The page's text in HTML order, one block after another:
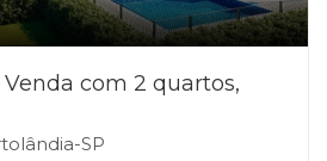
com 2 quartos,
SP